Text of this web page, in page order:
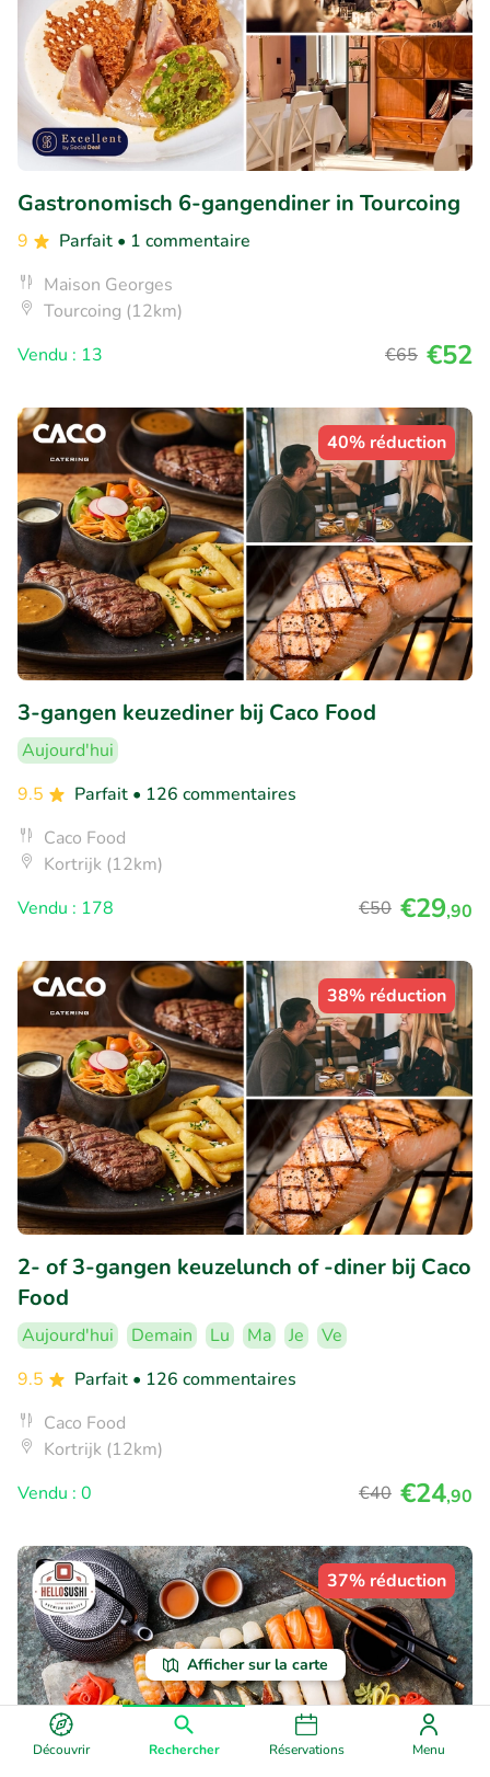
Découvrir Rechercher Réservations Menu
Afficher sur la carte
Gastronomisch 6-gangendiner in Tourcoing
9 Parfait • 1 commentaire
Maison Georges
Tourcoing (12km)
Vendu : 13
€65 €52
40% réduction
3-gangen keuzediner bij Caco Food
Aujourd'hui
9.5
Parfait • 126 commentaires
Caco Food
Kortrijk (12km)
Vendu : 178
€50 €29,90
38% réduction
2- of 3-gangen keuzelunch of -diner bij Caco
Food
Aujourd'hui Demain Lu Ma Je
Ve
9.5
Parfait • 126 commentaires
Caco Food
Kortrijk (12km)
Vendu : 0
€40 €24,90
37% réduction